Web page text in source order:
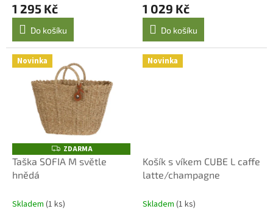
1 295 Kč
Do košíku
1 029 Kč
Do košíku
Novinka
Z
D
A
ZDARMA
Taška SOFIA M světle
hnědá
Skladem (1 ks)
Novinka
Košík s víkem CUBE L caffe
latte/champagne
Skladem (1 ks)